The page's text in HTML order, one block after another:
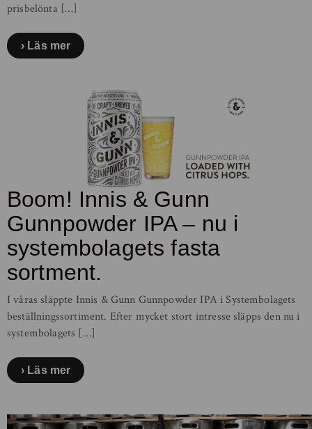
prisbelönta […]
Läs mer
Boom! Innis & Gunn
Gunnpowder IPA – nu i
systembolagets fasta
sortment.
I våras släppte Innis & Gunn Gunnpowder IPA i Systembolagets
beställningssortiment. Efter mycket stort intresse släpps den nu i
systembolagets […]
Läs mer